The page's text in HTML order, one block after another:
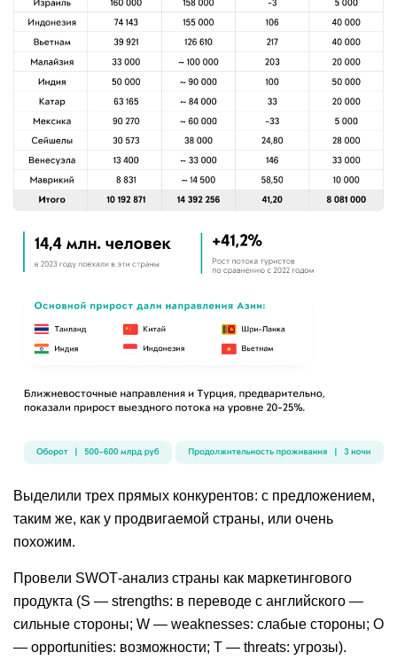
Выделили трех прямых конкурентов: с предложением,
таким же, как у продвигаемой страны, или очень
похожим.
Провели SWOT-анализ страны как маркетингового
продукта (S — strengths: в переводе с английского —
сильные стороны; W — weaknesses: слабые стороны; O
— opportunities: возможности; T — threats: угрозы).